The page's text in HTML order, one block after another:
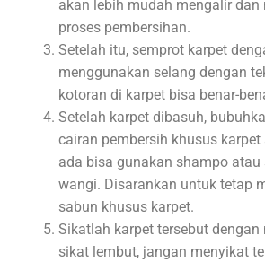
akan lebih mudah mengalir dan
proses pembersihan.
Setelah itu, semprot karpet
menggunakan selang dengan
kotoran di karpet bisa benar-
Setelah karpet dibasuh,
cairan pembersih khusus
ada bisa gunakan shampo atau
wangi. Disarankan untuk tetap
sabun khusus karpet.
Sikatlah karpet tersebut dengan
sikat lembut, jangan menyikat